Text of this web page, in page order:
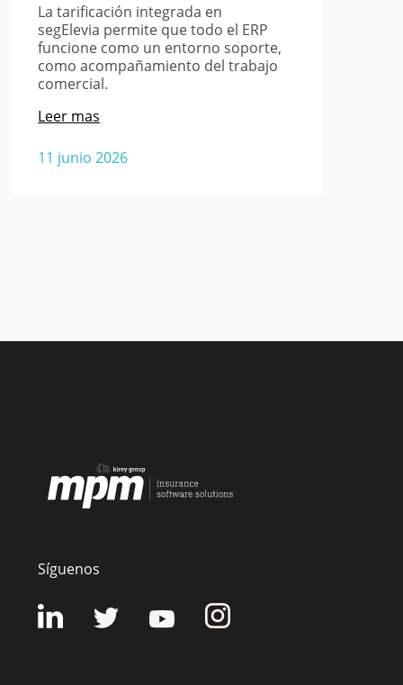
La tarificación integrada en
segElevia permite que todo el ERP
funcione como un entorno soporte,
como acompañamiento del trabajo
comercial.
11 junio 2026
Leer mas
Síguenos